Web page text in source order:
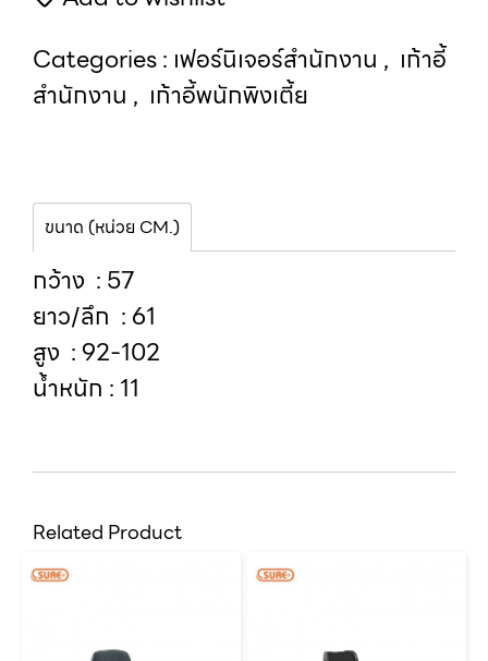
Categories : เฟอร์นิเจอร์สำนักงาน , เก้าอี้
สำนักงาน , เก้าอี้พนักพิงเตี้ย
ขนาด (หน่วย CM.)
กว้าง : 57
ยาว/ลึก : 61
สูง : 92-102
น้ำหนัก : 11
Related Product